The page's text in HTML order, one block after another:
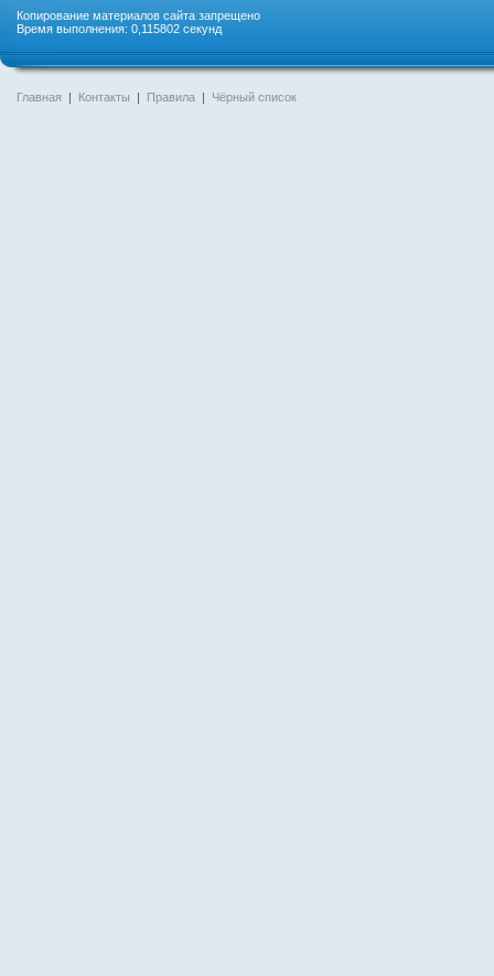
Копирование материалов сайта запрещено
Время выполнения: 0,115802 секунд
Главная | Контакты | Правила | Чёрный список